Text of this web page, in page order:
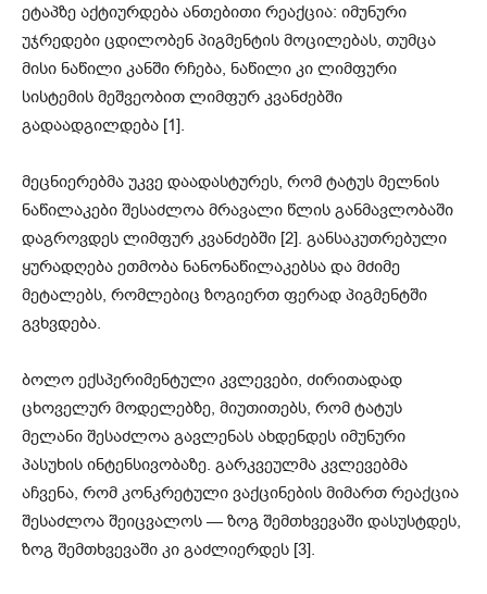
ეტაპზე აქტიურდება ანთებითი რეაქცია: იმუნური
უჯრედები ცდილობენ პიგმენტის მოცილებას, თუმცა
მისი ნაწილი კანში რჩება, ნაწილი კი ლიმფური
სისტემის მეშვეობით ლიმფურ კვანძებში
გადაადგილდება [1].
მეცნიერებმა უკვე დაადასტურეს, რომ ტატუს მელნის
ნაწილაკები შესაძლოა მრავალი წლის განმავლობაში
დაგროვდეს ლიმფურ კვანძებში [2]. განსაკუთრებული
ყურადღება ეთმობა ნანონაწილაკებსა და მძიმე
მეტალებს, რომლებიც ზოგიერთ ფერად პიგმენტში
გვხვდება.
ბოლო ექსპერიმენტული კვლევები, ძირითადად
ცხოველურ მოდელებზე, მიუთითებს, რომ ტატუს
მელანი შესაძლოა გავლენას ახდენდეს იმუნური
პასუხის ინტენსივობაზე. გარკვეულმა კვლევებმა
აჩვენა, რომ კონკრეტული ვაქცინების მიმართ რეაქცია
შესაძლოა შეიცვალოს — ზოგ შემთხვევაში დასუსტდეს,
ზოგ შემთხვევაში კი გაძლიერდეს [3].